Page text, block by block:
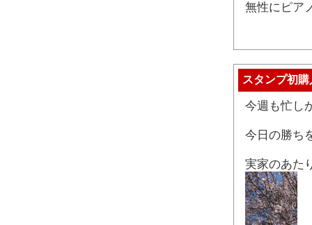
無性にピア
スタンプ初購
今週も忙し
今日の勝ち
実家のあた